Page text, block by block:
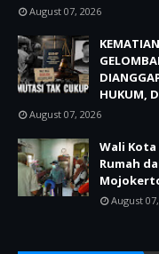
August 07, 2026
HUKUM,
August 07, 2026
Wali
Rumah
August